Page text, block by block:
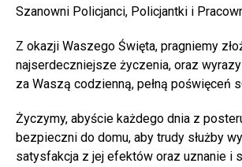
Szanowni Policjanci, Policjantki i
Z okazji Waszego Święta, pragniemy
najserdeczniejsze życzenia, oraz
za Waszą codzienną, pełną poświęceń
Życzymy, abyście każdego dnia z
bezpieczni do domu, aby trudy służby
satysfakcja z jej efektów oraz uznanie i